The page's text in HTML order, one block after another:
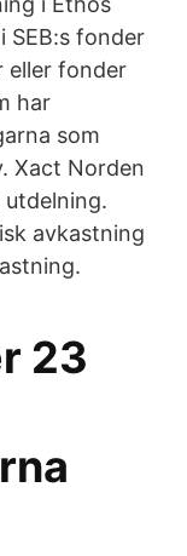
SEB:s fonder
eller fonder
har
som
Xact Norden
avkastning
23